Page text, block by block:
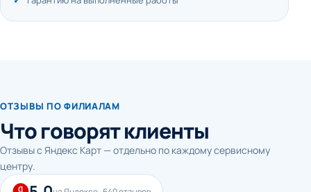
ОТЗЫВЫ ПО ФИЛИАЛАМ
Что говорят клиенты
Отзывы с Яндекс Карт — отдельно по каждому сервисному
центру.